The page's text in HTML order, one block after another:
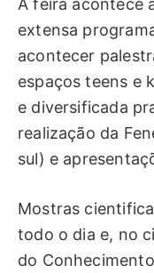
A feira acontece
extensa
acontecer
espaços teens e
e diversificada
realização da
sul) e
Mostras
todo o dia e, no
do